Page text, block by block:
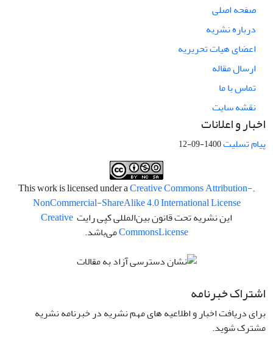
صفحه اصلی
درباره نشریه
اعضای هیات تحریریه
ارسال مقاله
تماس با ما
نقشه سایت
اخبار و اعلانات
پیام تسلیت1400-09-12
.This work is licensed under a
Creative Commons Attribution-
NonCommercial-ShareAlike 4.0 International License
این نشریه تحت قانون بین‌المللی کپی رایت Creative
CommonsLicense می‌باشد.
اشتراک خبرنامه
برای دریافت اخبار و اطلاعیه های مهم نشریه در خبرنامه نشریه
مشترک شوید.